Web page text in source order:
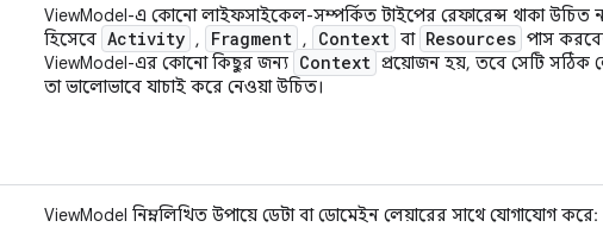
ViewModel-এ কোনো লাইফসাইকেল-সম্পর্কিত টাইপের রেফারেন্স থাকা উচিত
হিসেবে Activity , Fragment , Context বা Resources পাস
ViewModel-এর কোনো কিছুর জন্য Context প্রয়োজন হয়, তবে সেটি সঠিক
তা ভালোভাবে যাচাই করে নেওয়া উচিত।
ViewModel নিম্নলিখিত উপায়ে ডেটা বা ডোমেইন লেয়ারের সাথে যোগাযোগ করে: